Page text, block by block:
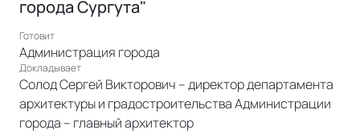
города Сургута"
Готовит
Администрация города
Докладывает
Солод Сергей Викторович – директор департамента
архитектуры и градостроительства Администрации
города – главный архитектор